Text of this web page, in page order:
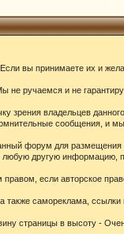
вы принимаете их и
ручаемся и не
зрения владельцев
сообщения,
форум для
другую информацию,
если авторское
самореклама,
страницы в высоту -